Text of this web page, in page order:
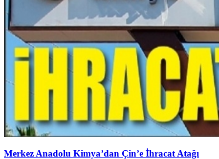
Merkez Anadolu Kimya’dan Çin’e İhracat Atağı